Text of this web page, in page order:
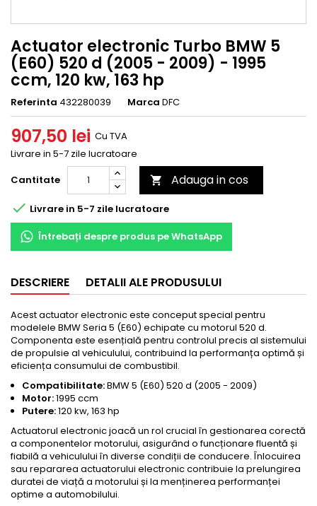
Actuator electronic Turbo BMW 5
(E60) 520 d (2005 - 2009) - 1995
ccm, 120 kw, 163 hp
Referinta 432280039 Marca DFC
907,50 lei Cu TVA
Livrare in 5-7 zile lucratoare
Cantitate
 Adauga in cos
 Livrare in 5-7 zile lucratoare
Întrebați despre produs pe WhatsApp
DESCRIERE DETALII ALE PRODUSULUI
Acest actuator electronic este conceput special pentru
modelele BMW Seria 5 (E60) echipate cu motorul 520 d.
Componenta este esențială pentru controlul precis al sistemului
de propulsie al vehiculului, contribuind la performanța optimă și
eficiența consumului de combustibil.
Compatibilitate:BMW 5 (E60) 520 d (2005 - 2009)
Motor:1995 ccm
Putere:120 kw, 163 hp
Actuatorul electronic joacă un rol crucial în gestionarea corectă
a componentelor motorului, asigurând o funcționare fluentă și
fiabilă a vehiculului în diverse condiții de conducere. Înlocuirea
sau repararea actuatorului electronic contribuie la prelungirea
duratei de viață a motorului și la menținerea performanței
optime a automobilului.